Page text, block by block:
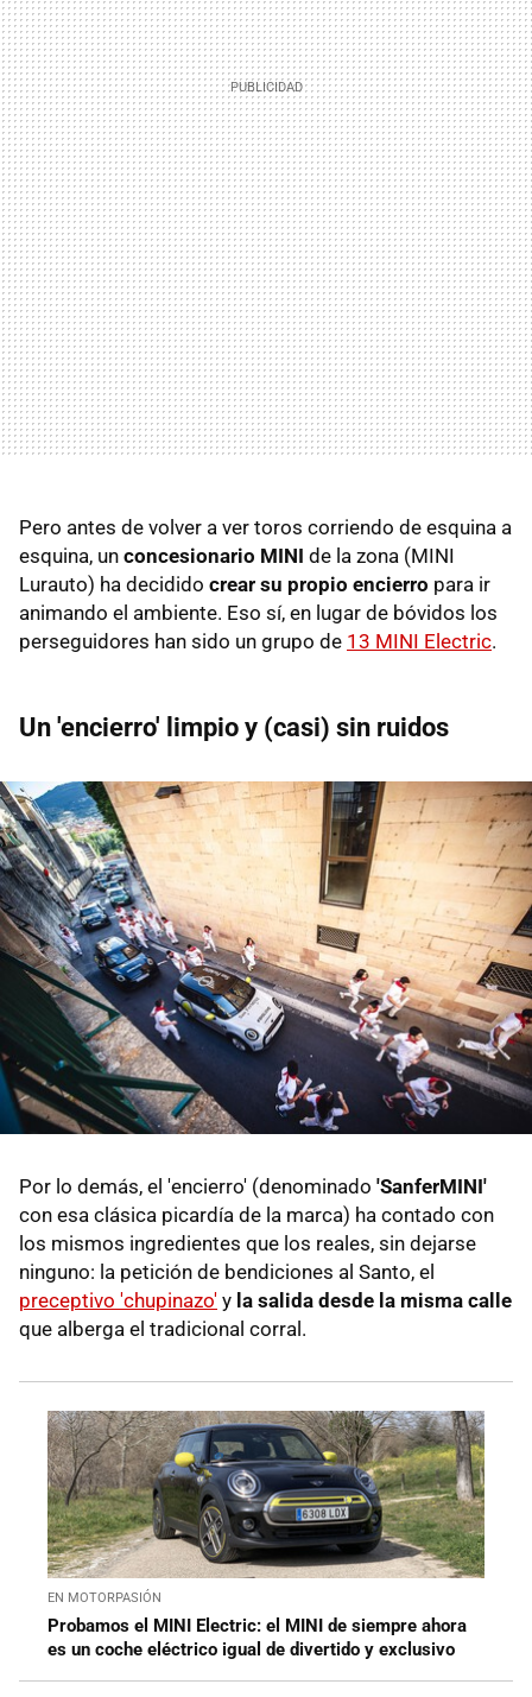
Pero antes de volver a ver toros corriendo de esquina a
esquina, un concesionario MINI de la zona (MINI
Lurauto) ha decidido crear su propio encierro para ir
animando el ambiente. Eso sí, en lugar de bóvidos los
perseguidores han sido un grupo de 13 MINI Electric.
Un 'encierro' limpio y (casi) sin ruidos
Por lo demás, el 'encierro' (denominado 'SanferMINI'
con esa clásica picardía de la marca) ha contado con
los mismos ingredientes que los reales, sin dejarse
ninguno: la petición de bendiciones al Santo, el
preceptivo 'chupinazo' y la salida desde la misma calle
que alberga el tradicional corral.
EN MOTORPASIÓN
Probamos el MINI Electric: el MINI de siempre ahora
es un coche eléctrico igual de divertido y exclusivo